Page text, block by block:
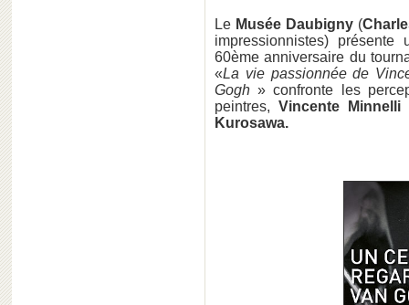
Le Musée Daubigny (
impressionnistes)
60ème anniversaire du
«La vie passionnée de
Gogh » confronte les
peintres,Vincente Minnelli
Kurosawa.